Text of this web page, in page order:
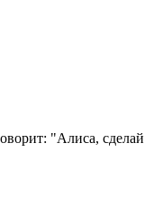
снизила
содержащую
Украины?